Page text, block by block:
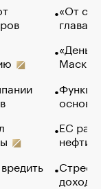
«От
глава
Маск в
основ
ЕС
нефти